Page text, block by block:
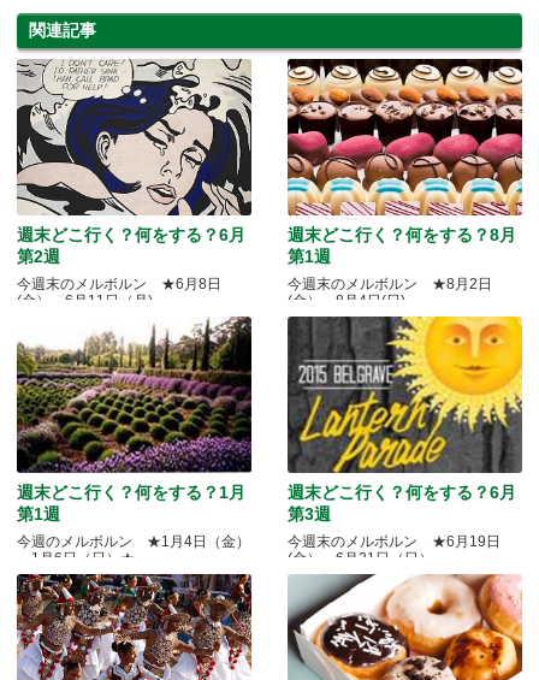
関連記事
週末どこ行く？何をする？6月
第2週
今週末のメルボルン ★6月8日
(金）～6月11日（月)
週末どこ行く？何をする？8月
第1週
今週末のメルボルン ★8月2日
(金）～8月4日(日)
週末どこ行く？何をする？1月
第1週
今週のメルボルン ★1月4日（金）
～1月6日（日）★
週末どこ行く？何をする？6月
第3週
今週末のメルボルン ★6月19日
(金）～6月21日（日）